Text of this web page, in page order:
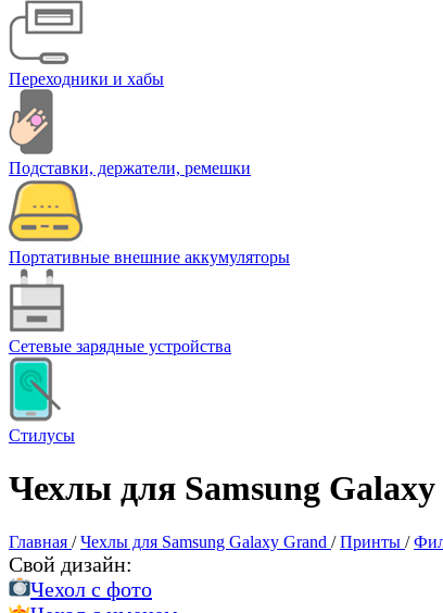
Переходники и хабы
Подставки, держатели, ремешки
Портативные внешние аккумуляторы
Сетевые зарядные устройства
Стилусы
Чехлы для Samsung
Главная / Чехлы для Samsung Galaxy Grand / Принты /
Свой дизайн:
Чехол c фото